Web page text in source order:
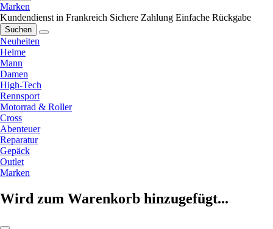
Marken
Kundendienst in Frankreich Sichere Zahlung Einfache Rückgabe
Suchen
Neuheiten
Helme
Mann
Damen
High-Tech
Rennsport
Motorrad & Roller
Cross
Abenteuer
Reparatur
Gepäck
Outlet
Marken
Wird zum Warenkorb hinzugefügt...